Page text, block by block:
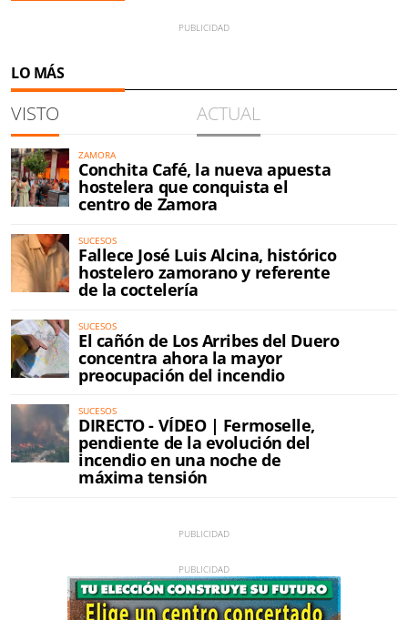
LO MÁS
VISTO ACTUAL
ZAMORA
Conchita Café, la nueva apuesta
hostelera que conquista el
centro de Zamora
SUCESOS
Fallece José Luis Alcina, histórico
hostelero zamorano y referente
de la coctelería
SUCESOS
El cañón de Los Arribes del Duero
concentra ahora la mayor
preocupación del incendio
SUCESOS
DIRECTO - VÍDEO | Fermoselle,
pendiente de la evolución del
incendio en una noche de
máxima tensión